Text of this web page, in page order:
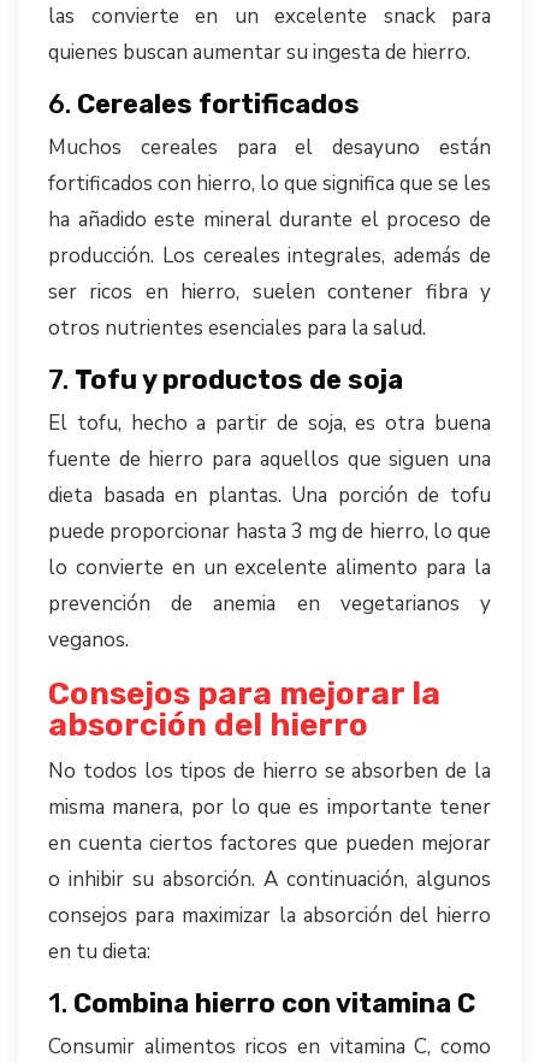
las convierte en un excelente snack para
quienes buscan aumentar su ingesta de hierro.
6. Cereales fortificados
Muchos cereales para el desayuno están
fortificados con hierro, lo que significa que se les
ha añadido este mineral durante el proceso de
producción. Los cereales integrales, además de
ser ricos en hierro, suelen contener fibra y
otros nutrientes esenciales para la salud.
7. Tofu y productos de soja
El tofu, hecho a partir de soja, es otra buena
fuente de hierro para aquellos que siguen una
dieta basada en plantas. Una porción de tofu
puede proporcionar hasta 3 mg de hierro, lo que
lo convierte en un excelente alimento para la
prevención de anemia en vegetarianos y
veganos.
Consejos para mejorar la
absorción del hierro
No todos los tipos de hierro se absorben de la
misma manera, por lo que es importante tener
en cuenta ciertos factores que pueden mejorar
o inhibir su absorción. A continuación, algunos
consejos para maximizar la absorción del hierro
en tu dieta:
1. Combina hierro con vitamina C
Consumir alimentos ricos en vitamina C, como